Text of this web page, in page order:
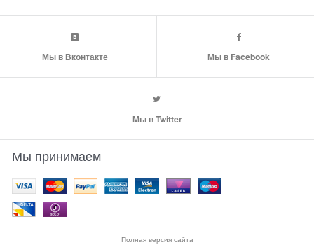
Мы в Вконтакте Мы в Facebook
Мы в Twitter
Мы принимаем
Полная версия сайта